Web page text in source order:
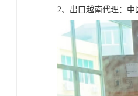
2、出口越南代理：中